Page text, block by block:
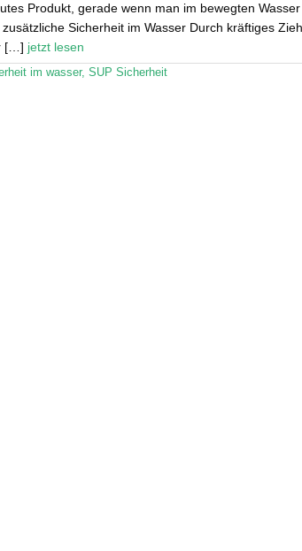
Produkt, gerade wenn man im bewegten
Sicherheit im Wasser Durch kräftiges
[…] jetzt lesen
im wasser, SUP Sicherheit